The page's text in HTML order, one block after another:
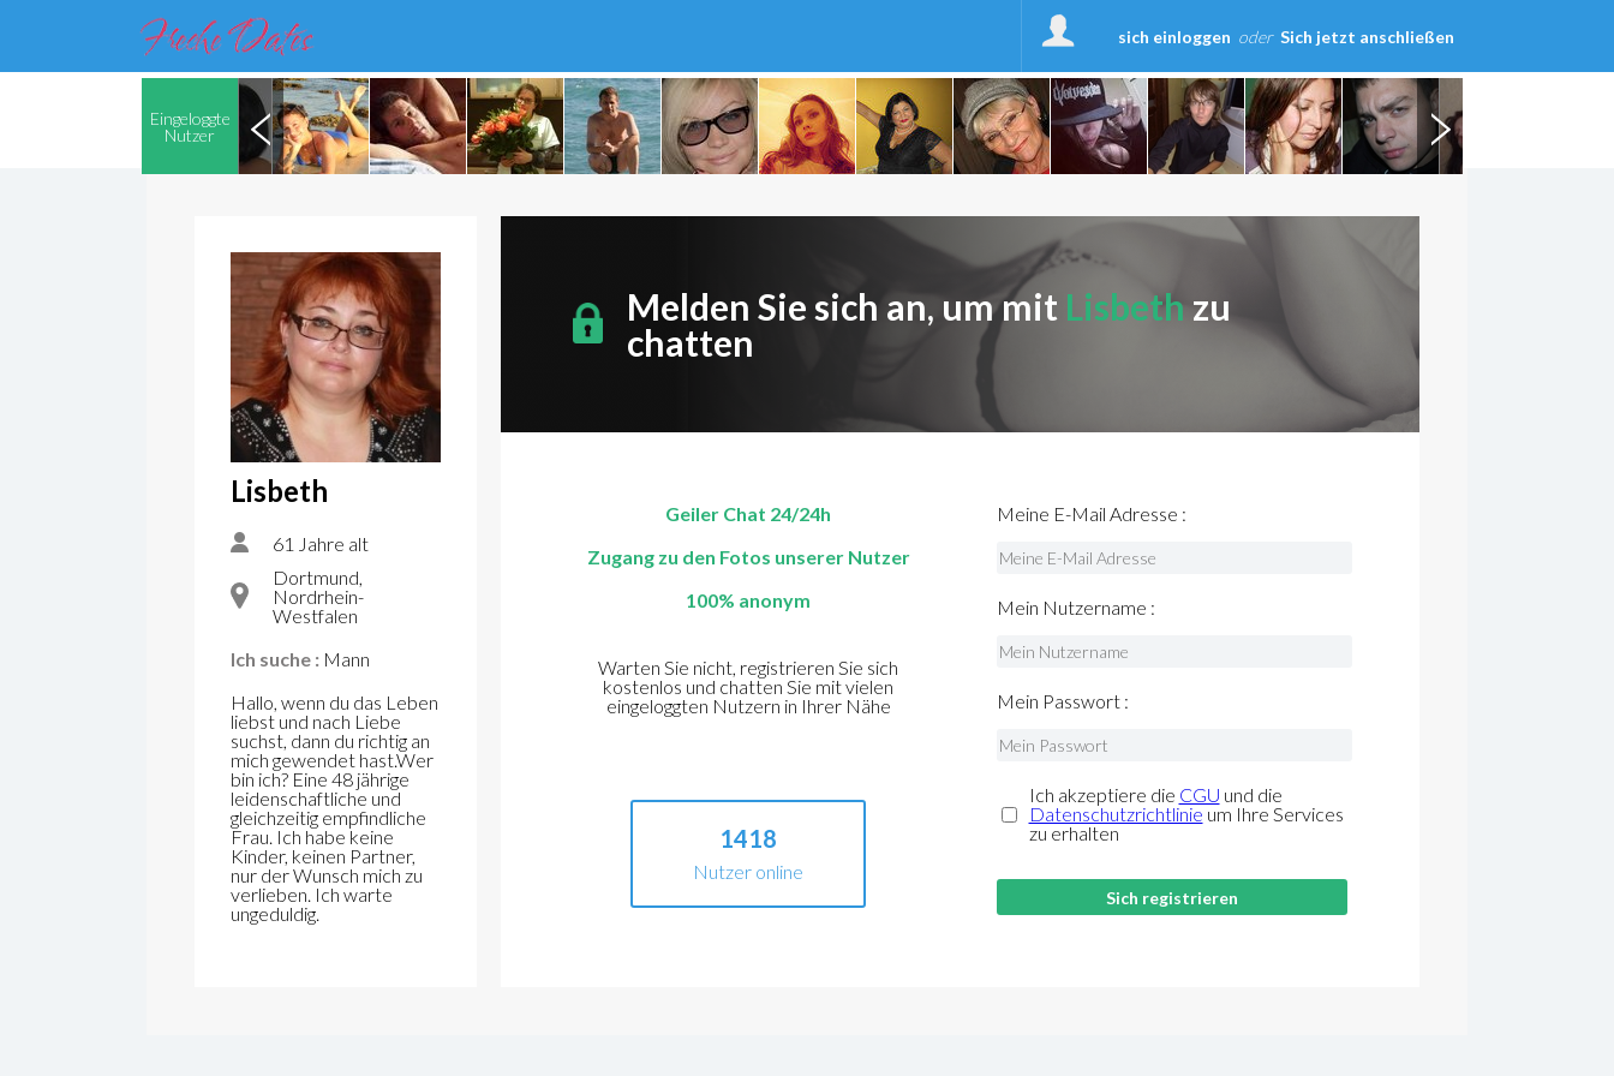
sich einloggen oder Sich jetzt anschließen
Eingeloggte
Nutzer
Lisbeth
61 Jahre alt
Dortmund,
Nordrhein-
Westfalen
Ich suche : Mann
Hallo, wenn du das Leben
liebst und nach Liebe
suchst, dann du richtig an
mich gewendet hast.Wer
bin ich? Eine 48 jährige
leidenschaftliche und
gleichzeitig empfindliche
Frau. Ich habe keine
Kinder, keinen Partner,
nur der Wunsch mich zu
verlieben. Ich warte
ungeduldig.
Melden Sie sich an, um mit Lisbeth zu
chatten
Geiler Chat 24/24h
Zugang zu den Fotos unserer Nutzer
100% anonym
Warten Sie nicht, registrieren Sie sich
kostenlos und chatten Sie mit vielen
eingeloggten Nutzern in Ihrer Nähe
1418
Nutzer online
Meine E-Mail Adresse :
Mein Nutzername :
Mein Passwort :
Ich akzeptiere die CGU und die
Datenschutzrichtlinie um Ihre Services
zu erhalten